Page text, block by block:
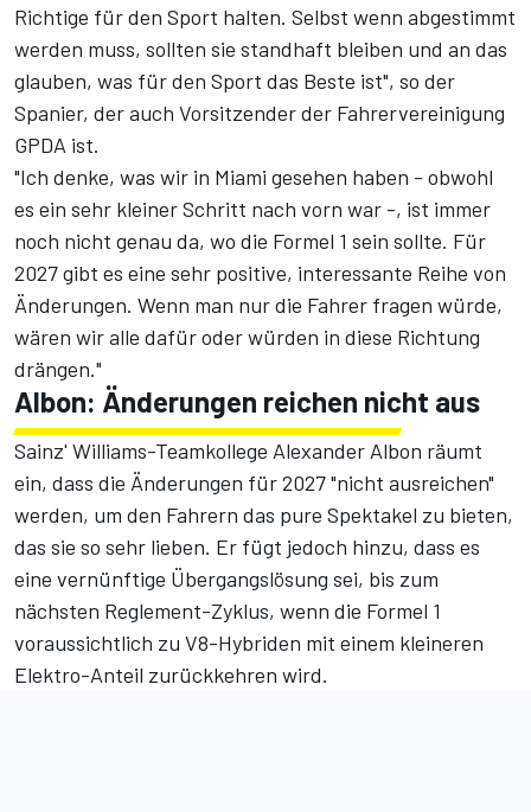
Richtige für den Sport halten. Selbst wenn abgestimmt
werden muss, sollten sie standhaft bleiben und an das
glauben, was für den Sport das Beste ist", so der
Spanier, der auch Vorsitzender der Fahrervereinigung
GPDA ist.
"Ich denke, was wir in Miami gesehen haben - obwohl
es ein sehr kleiner Schritt nach vorn war -, ist immer
noch nicht genau da, wo die Formel 1 sein sollte. Für
2027 gibt es eine sehr positive, interessante Reihe von
Änderungen. Wenn man nur die Fahrer fragen würde,
wären wir alle dafür oder würden in diese Richtung
drängen."
Albon: Änderungen reichen nicht aus
Sainz' Williams-Teamkollege Alexander Albon räumt
ein, dass die Änderungen für 2027 "nicht ausreichen"
werden, um den Fahrern das pure Spektakel zu bieten,
das sie so sehr lieben. Er fügt jedoch hinzu, dass es
eine vernünftige Übergangslösung sei, bis zum
nächsten Reglement-Zyklus, wenn die Formel 1
voraussichtlich zu V8-Hybriden mit einem kleineren
Elektro-Anteil zurückkehren wird.